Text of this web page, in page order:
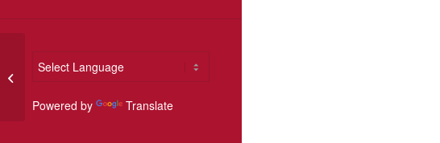
Powered by Translate
Kerstconcert Weerter
mannenkoor en Con